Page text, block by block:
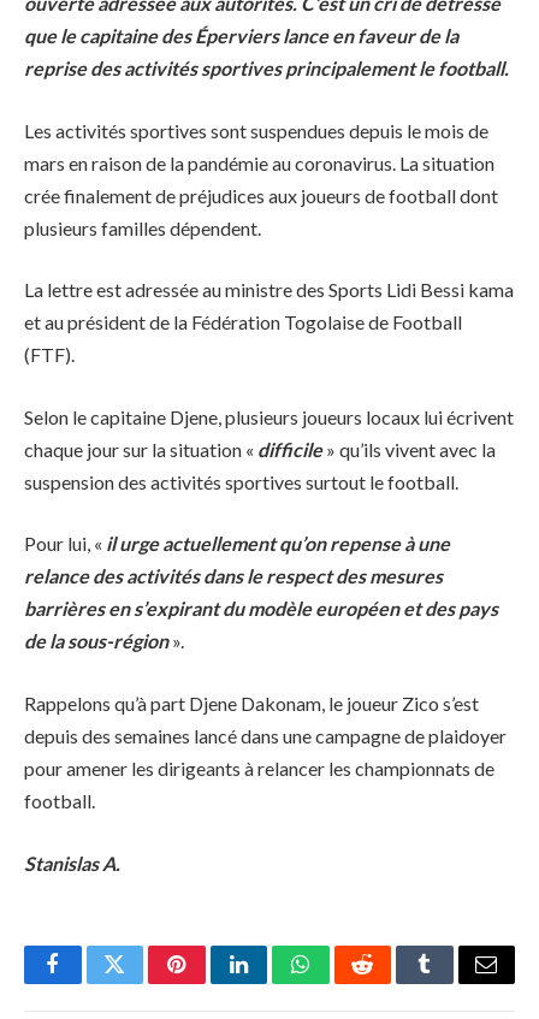
que le capitaine des Éperviers lance en faveur de la
reprise des activités sportives principalement le football.
Les activités sportives sont suspendues depuis le mois de
mars en raison de la pandémie au coronavirus. La situation
crée finalement de préjudices aux joueurs de football dont
plusieurs familles dépendent.
La lettre est adressée au ministre des Sports Lidi Bessi kama
et au président de la Fédération Togolaise de Football
(FTF).
Selon le capitaine Djene, plusieurs joueurs locaux lui écrivent
chaque jour sur la situation « difficile» qu’ils vivent avec la
suspension des activités sportives surtout le football.
Pour lui, « il urge actuellement qu’on repense à une
relance des activités dans le respect des mesures
barrières en s’expirant du modèle européen et des pays
de la sous-région ».
Rappelons qu’à part Djene Dakonam, le joueur Zico s’est
depuis des semaines lancé dans une campagne de plaidoyer
pour amener les dirigeants à relancer les championnats de
football.
Stanislas A.
FacebookTwitterPinterestLinkedInWhatsAppRedditTumblrEmail